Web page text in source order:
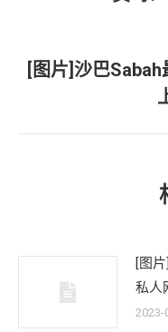
[图片]沙巴
[图
私人
2023-